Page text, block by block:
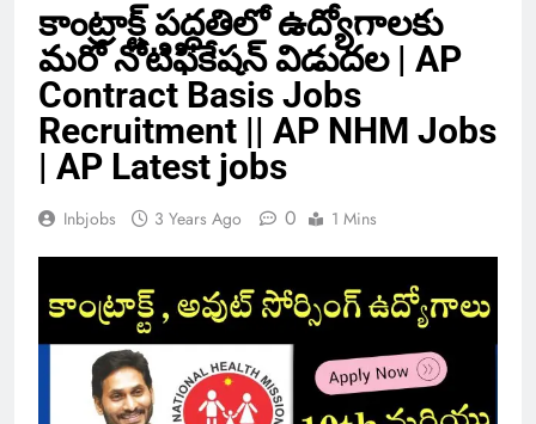
కాంట్రాక్ట్ పద్ధతిలో ఉద్యోగాలకు
మరో నోటిఫికేషన్ విడుదల | AP
Contract Basis Jobs
Recruitment || AP NHM Jobs
| AP Latest jobs
Inbjobs 3 Years Ago 0 1 Mins